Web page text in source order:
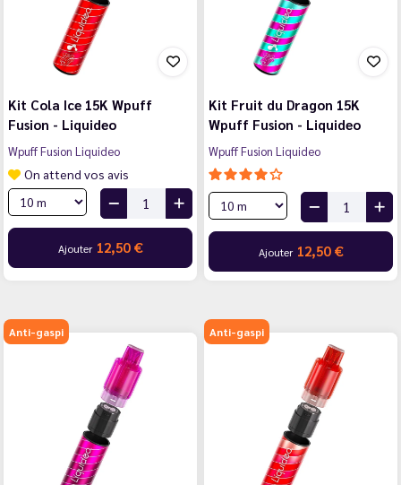
Kit Cola Ice 15K Wpuff
Fusion - Liquideo
Wpuff Fusion Liquideo
On attend vos avis
Ajouter 12,50 €
Kit Fruit du Dragon 15K
Wpuff Fusion - Liquideo
Wpuff Fusion Liquideo
Ajouter 12,50 €
Anti-gaspi Anti-gaspi